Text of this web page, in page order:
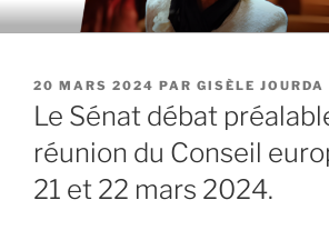
Aller
au
principal
PUBLIÉ
LE
20 MARS 2024 PAR GISÈLE JOURDA
Le Sénat débat
réunion du Conseil
21 et 22 mars 2024.